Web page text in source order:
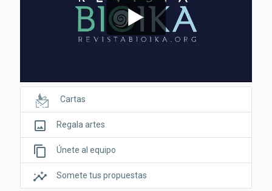
Cartas
crop_original Regala artes
content_copy Únete al equipo
insights Somete tus propuestas